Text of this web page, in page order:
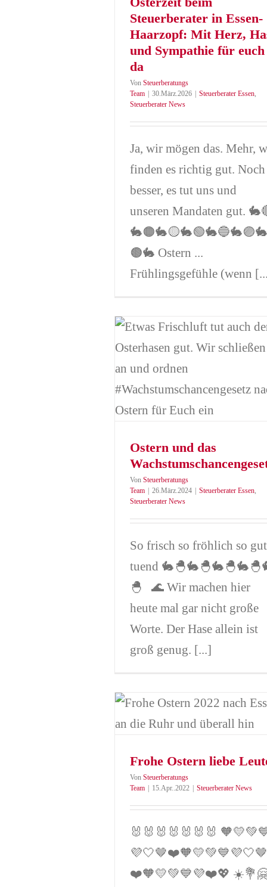
Steuerberater in Essen-
Haarzopf: Mit Herz,
und Sympathie für euch
da
Von Steuerberatungs
Team
30.März.2026 Steuerberater Essen,
Steuerberater News
Ja, wir mögen das. Mehr,
finden es richtig gut. Noch
besser, es tut uns und
unseren Mandaten gut.
🐇🟠🐇🟡🐇🟢🐇🔵🐇🟣🐇
🟤🐇 Ostern ...
Frühlingsgefühle (wenn
Ostern und das
Von Steuerberatungs
Team
26.März.2024 Steuerberater Essen,
Steuerberater News
So frisch so fröhlich so
tuend
🐣 🌊 Wir machen hier
heute mal gar nicht große
Worte. Der Hase allein ist
groß genug. [...]
Frohe Ostern liebe
Von Steuerberatungs
Team
15.Apr..2022 Steuerberater News
🐰🐰🐰🐰🐰🐰🐰
💜🤍🤎❤️🧡💛💚💙💜🤍🤎
❤️🧡💛💚💙💜❤️💖